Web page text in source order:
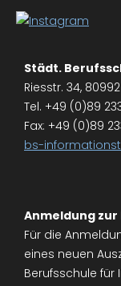
Städt.
Riesstr. 34,
Tel. +49 (0)89
Fax: +49 (0)89
bs-
Anmeldung zur
Für die
eines neuen
Berufsschule